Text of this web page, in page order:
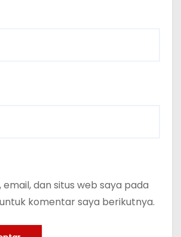
dan situs web saya pada
komentar saya berikutnya.